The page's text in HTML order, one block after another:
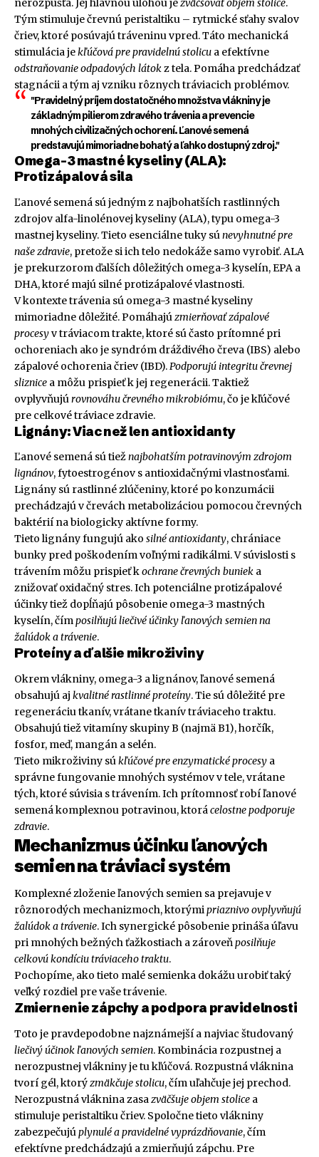
nerozpúšťa. Jej hlavnou úlohou jezväčšovať objem stolice.
Tým stimuluje črevnú peristaltiku – rytmické sťahy svalov
čriev, ktoré posúvajú tráveninu vpred. Táto mechanická
stimulácia jekľúčová pre pravidelnú stolicu a efektívne
odstraňovanie odpadových látokz tela. Pomáha predchádzať
stagnácii a tým aj vzniku rôznych tráviacich problémov.
"Pravidelný príjem dostatočného množstva vlákniny je
základným pilierom zdravého trávenia a prevencie
mnohých civilizačných ochorení. Ľanové semená
predstavujú mimoriadne bohatý a ľahko dostupný zdroj."
Omega-3 mastné kyseliny (ALA):
Protizápalová sila
Ľanové semená sú jedným z najbohatších rastlinných
zdrojov alfa-linolénovej kyseliny (ALA), typu omega-3
mastnej kyseliny. Tieto esenciálne tuky súnevyhnutné pre
naše zdravie, pretože si ich telo nedokáže samo vyrobiť. ALA
je prekurzorom ďalších dôležitých omega-3 kyselín, EPA a
DHA, ktoré majú silné protizápalové vlastnosti.
V kontexte trávenia sú omega-3 mastné kyseliny
mimoriadne dôležité. Pomáhajúzmierňovať zápalové
procesyv tráviacom trakte, ktoré sú často prítomné pri
ochoreniach ako je syndróm dráždivého čreva (IBS) alebo
zápalové ochorenia čriev (IBD).Podporujú integritu črevnej
sliznice a môžu prispieť k jej regenerácii. Taktiež
ovplyvňujúrovnováhu črevného mikrobiómu, čo je kľúčové
pre celkové tráviace zdravie.
Lignány: Viac než len antioxidanty
Ľanové semená sú tiežnajbohatším potravinovým zdrojom
lignánov, fytoestrogénov s antioxidačnými vlastnosťami.
Lignány sú rastlinné zlúčeniny, ktoré po konzumácii
prechádzajú v črevách metabolizáciou pomocou črevných
baktérií na biologicky aktívne formy.
Tieto lignány fungujú ako silné antioxidanty, chrániace
bunky pred poškodením voľnými radikálmi. V súvislosti s
trávením môžu prispieť kochrane črevných buniek a
znižovať oxidačný stres. Ich potenciálne protizápalové
účinky tiež dopĺňajú pôsobenie omega-3 mastných
kyselín, čímposilňujú liečivé účinky ľanových semien na
žalúdok a trávenie.
Proteíny a ďalšie mikroživiny
Okrem vlákniny, omega-3 a lignánov, ľanové semená
obsahujú aj kvalitné rastlinné proteíny. Tie sú dôležité pre
regeneráciu tkanív, vrátane tkanív tráviaceho traktu.
Obsahujú tiež vitamíny skupiny B (najmä B1), horčík,
fosfor, meď, mangán a selén.
Tieto mikroživiny súkľúčové pre enzymatické procesy a
správne fungovanie mnohých systémov v tele, vrátane
tých, ktoré súvisia s trávením. Ich prítomnosť robí ľanové
semená komplexnou potravinou, ktorácelostne podporuje
zdravie.
Mechanizmus účinku ľanových
semien na tráviaci systém
Komplexné zloženie ľanových semien sa prejavuje v
rôznorodých mechanizmoch, ktorýmipriaznivo ovplyvňujú
žalúdok a trávenie. Ich synergické pôsobenie prináša úľavu
pri mnohých bežných ťažkostiach a zároveňposilňuje
celkovú kondíciu tráviaceho traktu.
Pochopíme, ako tieto malé semienka dokážu urobiť taký
veľký rozdiel pre vaše trávenie.
Zmiernenie zápchy a podpora pravidelnosti
Toto je pravdepodobne najznámejší a najviac študovaný
liečivý účinok ľanových semien. Kombinácia rozpustnej a
nerozpustnej vlákniny je tu kľúčová. Rozpustná vláknina
tvorí gél, ktorýzmäkčuje stolicu, čím uľahčuje jej prechod.
Nerozpustná vláknina zasazväčšuje objem stolice a
stimuluje peristaltiku čriev. Spoločne tieto vlákniny
zabezpečujúplynulé a pravidelné vyprázdňovanie, čím
efektívne predchádzajú a zmierňujú zápchu. Pre